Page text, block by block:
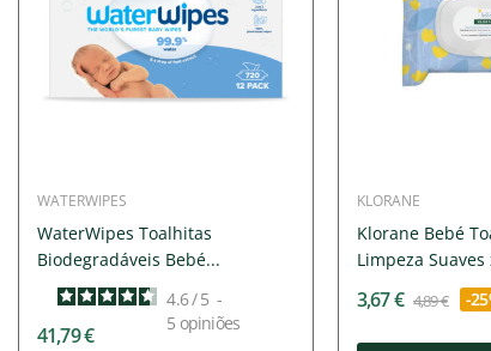
WATERWIPES
WaterWipes Toalhitas
Biodegradáveis Bebé...
4.6/5 -
5 opiniões
41,79 €
KLORANE
Klorane Bebé
Limpeza Suaves
3,67 € 4,89 € -